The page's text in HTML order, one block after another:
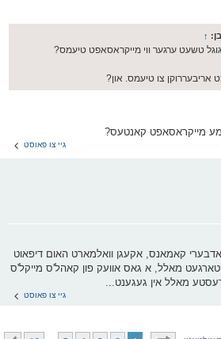
↑
טשעט ערגער ווי מייקראסאפט טיעמס?
אריבעררוקן צו טיעמס. און?
מייקראסאפט קאנטעס?
גיי צו פאוסט
וואדבערי קאמאנס, אקעגן וואלמארט האום דיפאוט
טארגעט מאלל, א גאס אוועק פון קאהל'ס מייקל'ס
מאלל אין געגענט...
גיי צו פאוסט